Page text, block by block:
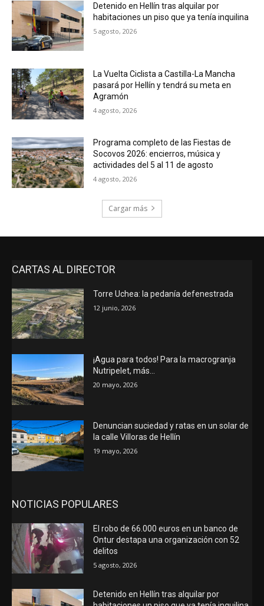
Detenido en Hellín tras alquilar por
habitaciones un piso que ya tenía inquilina
5 agosto, 2026
La Vuelta Ciclista a Castilla-La Mancha
pasará por Hellín y tendrá su meta en
Agramón
4 agosto, 2026
Programa completo de las Fiestas de
Socovos 2026: encierros, música y
actividades del 5 al 11 de agosto
4 agosto, 2026
Cargar más
CARTAS AL DIRECTOR
Torre Uchea: la pedanía defenestrada
12 junio, 2026
¡Agua para todos! Para la macrogranja
Nutripelet, más…
20 mayo, 2026
Denuncian suciedad y ratas en un solar de
la calle Villoras de Hellín
19 mayo, 2026
NOTICIAS POPULARES
El robo de 66.000 euros en un banco de
Ontur destapa una organización con 52
delitos
5 agosto, 2026
Detenido en Hellín tras alquilar por